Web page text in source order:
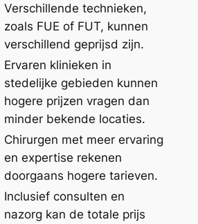
Verschillende technieken,
zoals FUE of FUT, kunnen
verschillend geprijsd zijn.
Ervaren klinieken in
stedelijke gebieden kunnen
hogere prijzen vragen dan
minder bekende locaties.
Chirurgen met meer ervaring
en expertise rekenen
doorgaans hogere tarieven.
Inclusief consulten en
nazorg kan de totale prijs